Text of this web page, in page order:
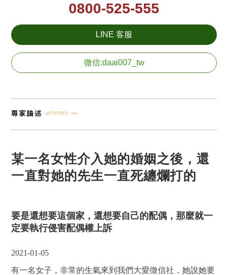
0800-525-555
LINE 客服
微信:daai007_tw
某一名女性介入她的婚姻之後，還
一直對她的先生一直死纏爛打的
要是還想要這個家，還想要自己的配偶，那麼就一
定要執行侵害配偶權上訴
2021-01-05
有一名女子，非常的生氣來到我們大愛徵信社，她說她要